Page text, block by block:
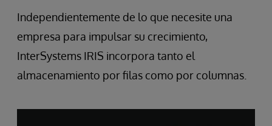
Independientemente de lo que necesite una
empresa para impulsar su crecimiento,
InterSystems IRIS incorpora tanto el
almacenamiento por filas como por columnas.